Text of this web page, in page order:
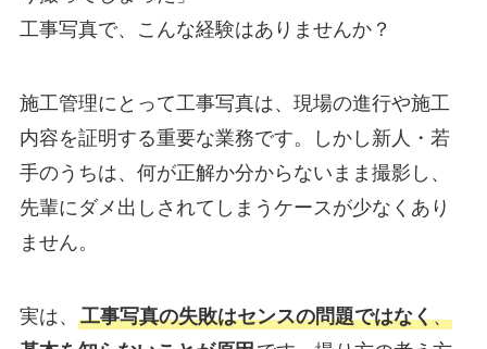
工事写真で、こんな経験はありませんか？
施工管理にとって工事写真は、現場の進行や施工
内容を証明する重要な業務です。しかし新人・若
手のうちは、何が正解か分からないまま撮影し、
先輩にダメ出しされてしまうケースが少なくあり
ません。
実は、 工事写真の失敗はセンスの問題ではなく、